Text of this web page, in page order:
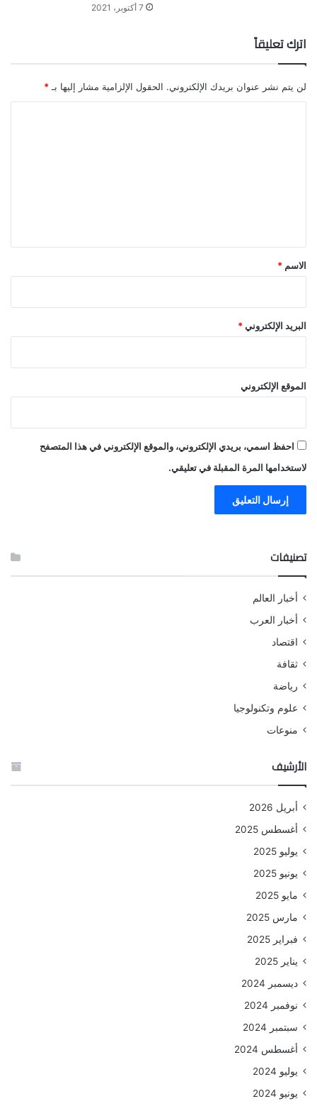
7 أكتوبر، 2021
اترك تعليقاً
لن يتم نشر عنوان بريدك الإلكتروني. الحقول الإلزامية مشار إليها بـ *
*
الاسم *
البريد الإلكتروني *
الموقع الإلكتروني
احفظ اسمي، بريدي الإلكتروني، والموقع الإلكتروني في هذا المتصفح
لاستخدامها المرة المقبلة في تعليقي.
تصنيفات
أخبار العالم
أخبار العرب
اقتصاد
ثقافة
رياضة
علوم وتكنولوجيا
منوعات
الأرشيف
أبريل 2026
أغسطس 2025
يوليو 2025
يونيو 2025
مايو 2025
مارس 2025
فبراير 2025
يناير 2025
ديسمبر 2024
نوفمبر 2024
سبتمبر 2024
أغسطس 2024
يوليو 2024
يونيو 2024